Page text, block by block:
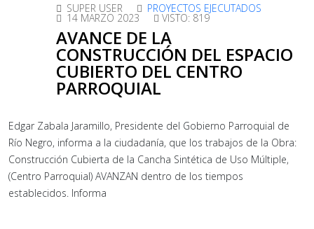
SUPER USER PROYECTOS EJECUTADOS
14 MARZO 2023 VISTO: 819
AVANCE DE LA
CONSTRUCCIÓN DEL ESPACIO
CUBIERTO DEL CENTRO
PARROQUIAL
Edgar Zabala Jaramillo, Presidente del Gobierno Parroquial de
Río Negro, informa a la ciudadanía, que los trabajos de la Obra:
Construcción Cubierta de la Cancha Sintética de Uso Múltiple,
(Centro Parroquial) AVANZAN dentro de los tiempos
establecidos. Informa